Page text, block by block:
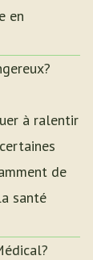
en
à ralentir
de
santé